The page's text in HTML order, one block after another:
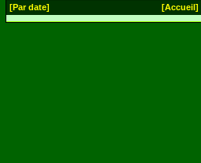
[Par date] [Accueil]